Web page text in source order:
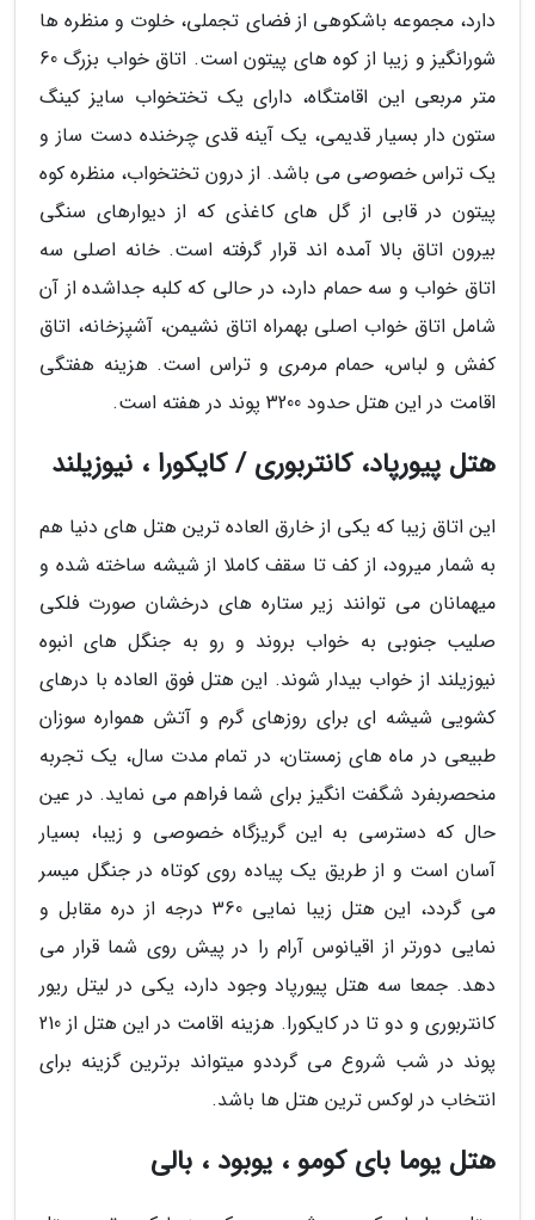
دارد، مجموعه باشکوهی از فضای تجملی، خلوت و منظره ها
شورانگیز و زیبا از کوه های پیتون است. اتاق خواب بزرگ 60
متر مربعی این اقامتگاه، دارای یک تختخواب سایز کینگ
ستون دار بسیار قدیمی، یک آینه قدی چرخنده دست ساز و
یک تراس خصوصی می باشد. از درون تختخواب، منظره کوه
پیتون در قابی از گل های کاغذی که از دیوارهای سنگی
بیرون اتاق بالا آمده اند قرار گرفته است. خانه اصلی سه
اتاق خواب و سه حمام دارد، در حالی که کلبه جداشده از آن
شامل اتاق خواب اصلی بهمراه اتاق نشیمن، آشپزخانه، اتاق
کفش و لباس، حمام مرمری و تراس است. هزینه هفتگی
اقامت در این هتل حدود 3200 پوند در هفته است.
هتل پیورپاد، کانتربوری / کایکورا ، نیوزیلند
این اتاق زیبا که یکی از خارق العاده ترین هتل های دنیا هم
به شمار میرود، از کف تا سقف کاملا از شیشه ساخته شده و
میهمانان می توانند زیر ستاره های درخشان صورت فلکی
صلیب جنوبی به خواب بروند و رو به جنگل های انبوه
نیوزیلند از خواب بیدار شوند. این هتل فوق العاده با درهای
کشویی شیشه ای برای روزهای گرم و آتش همواره سوزان
طبیعی در ماه های زمستان، در تمام مدت سال، یک تجربه
منحصربفرد شگفت انگیز برای شما فراهم می نماید. در عین
حال که دسترسی به این گریزگاه خصوصی و زیبا، بسیار
آسان است و از طریق یک پیاده روی کوتاه در جنگل میسر
می گردد، این هتل زیبا نمایی 360 درجه از دره مقابل و
نمایی دورتر از اقیانوس آرام را در پیش روی شما قرار می
دهد. جمعا سه هتل پیورپاد وجود دارد، یکی در لیتل ریور
کانتربوری و دو تا در کایکورا. هزینه اقامت در این هتل از 210
پوند در شب شروع می گرددو میتواند برترین گزینه برای
انتخاب در لوکس ترین هتل ها باشد.
هتل یوما بای کومو ، یوبود ، بالی